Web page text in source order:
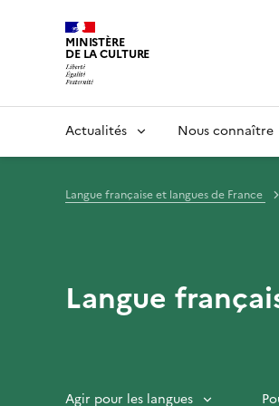
MINISTÈRE
DE LA CULTURE
Actualités Nous connaître
Langue française et langues de France
Langue
Agir pour les langues